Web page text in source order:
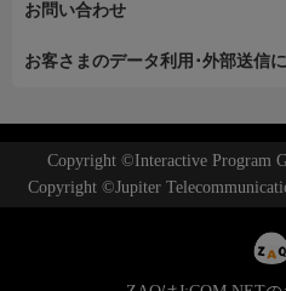
お問い合わせ
お客さまのデータ利用･外部送信
Copyright ©Interactive Program
Copyright ©Jupiter